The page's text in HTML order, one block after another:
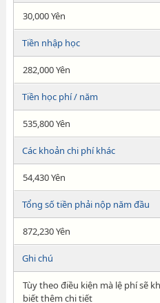
30,000 Yên
Tiền nhập học
282,000 Yên
Tiền học phí / năm
535,800 Yên
Các khoản chi phí khác
54,430 Yên
Tổng số tiền phải nộp năm đầu
872,230 Yên
Ghi chú
Tùy theo điều kiện mà lệ phí sẽ
biết thêm chi tiết